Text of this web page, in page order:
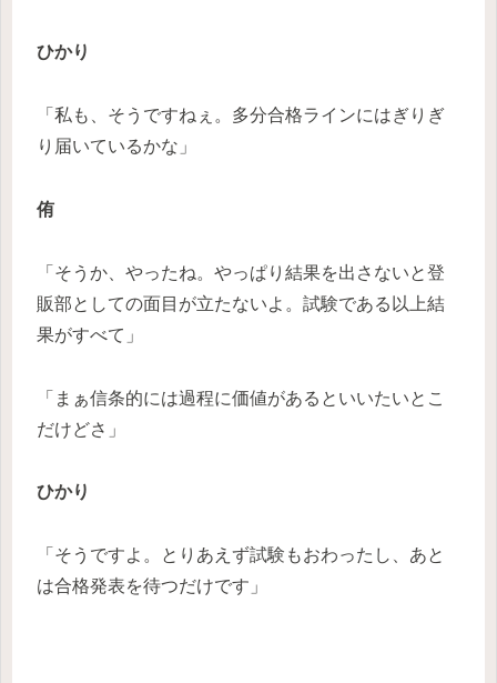
ひかり
「私も、そうですねぇ。多分合格ラインにはぎりぎ
り届いているかな」
侑
「そうか、やったね。やっぱり結果を出さないと登
販部としての面目が立たないよ。試験である以上結
果がすべて」
「まぁ信条的には過程に価値があるといいたいとこ
だけどさ」
ひかり
「そうですよ。とりあえず試験もおわったし、あと
は合格発表を待つだけです」